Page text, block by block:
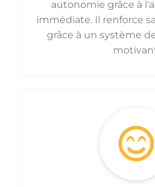
autonomie grâce à
immédiate. Il renforce
grâce à un système